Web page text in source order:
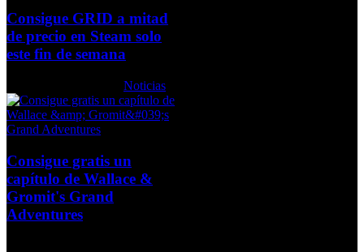
Consigue GRID a mitad
de precio en Steam solo
este fin de semana
Noticias
Consigue gratis un
capítulo de Wallace &
Gromit's Grand
Adventures